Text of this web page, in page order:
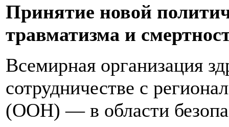
Принятие новой
травматизма и
Всемирная организация
сотрудничестве с
(ООН) — в области